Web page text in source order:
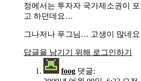
정에서는 투자자 국가제소권이
고 하던데요…
그나저나 푸그님… 고생이 많네
답글을 남기기 위해 로그인하기
foog 댓글: